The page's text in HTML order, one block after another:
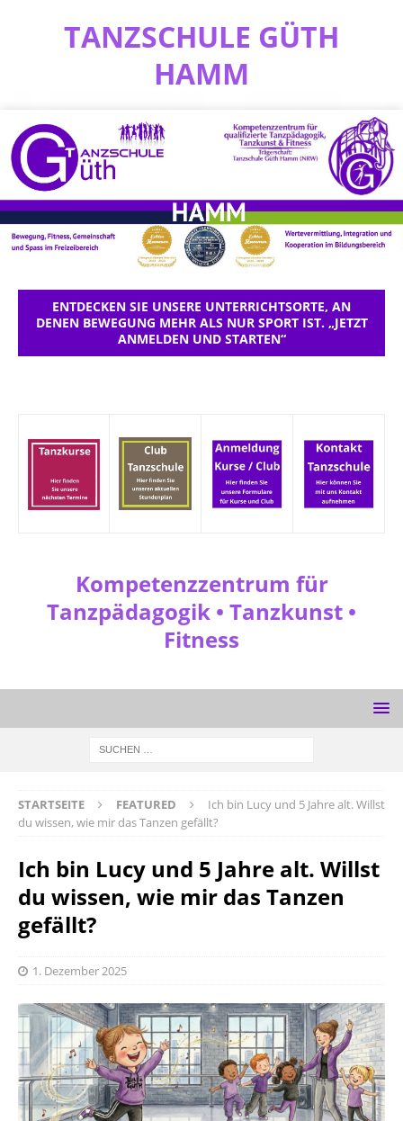
TANZSCHULE GÜTH
HAMM
ENTDECKEN SIE UNSERE UNTERRICHTSORTE, AN
DENEN BEWEGUNG MEHR ALS NUR SPORT IST. „JETZT
ANMELDEN UND STARTEN“
Kompetenzzentrum für
Tanzpädagogik • Tanzkunst •
Fitness
STARTSEITE FEATURED
Ich bin Lucy und 5 Jahre alt. Willst
du wissen, wie mir das Tanzen gefällt?
Ich bin Lucy und 5 Jahre alt. Willst
du wissen, wie mir das Tanzen
gefällt?
1. Dezember 2025